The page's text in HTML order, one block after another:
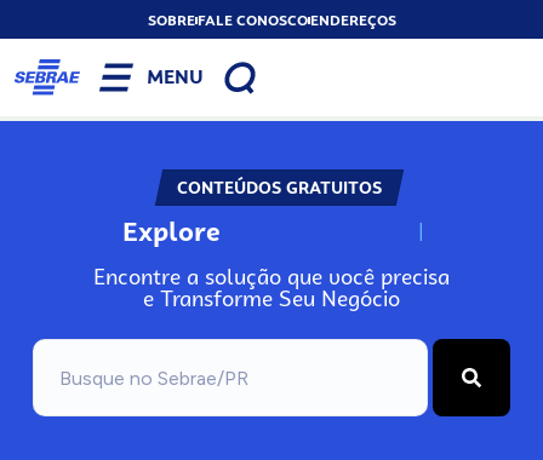
SOBREFALE CONOSCOENDEREÇOS
MENU
CONTEÚDOS GRATUITOS
Explore N
Encontre a solução que você precisa
e Transforme Seu Negócio